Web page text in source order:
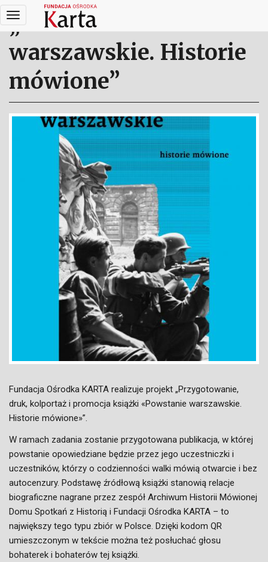
Przejdź
do
treści
„Powstanie
warszawskie. Historie
mówione”
Fundacja Ośrodka KARTA realizuje projekt „Przygotowanie,
druk, kolportaż i promocja książki «Powstanie warszawskie.
Historie mówione»”.
W ramach zadania zostanie przygotowana publikacja, w której
powstanie opowiedziane będzie przez jego uczestniczki i
uczestników, którzy o codzienności walki mówią otwarcie i bez
autocenzury. Podstawę źródłową książki stanowią relacje
biograficzne nagrane przez zespół Archiwum Historii Mówionej
Domu Spotkań z Historią i Fundacji Ośrodka KARTA – to
największy tego typu zbiór w Polsce. Dzięki kodom QR
umieszczonym w tekście można też posłuchać głosu
bohaterek i bohaterów tej książki.